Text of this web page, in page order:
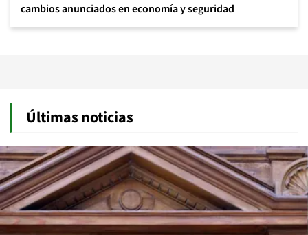
cambios anunciados en economía y seguridad
Últimas noticias